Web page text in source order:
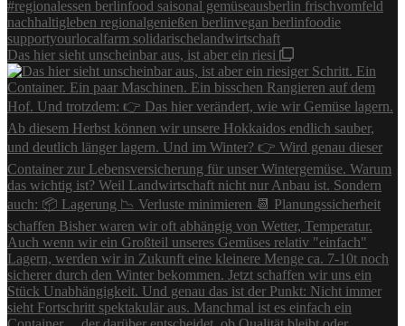
Das hier sieht unscheinbar aus, ist aber ein riesi